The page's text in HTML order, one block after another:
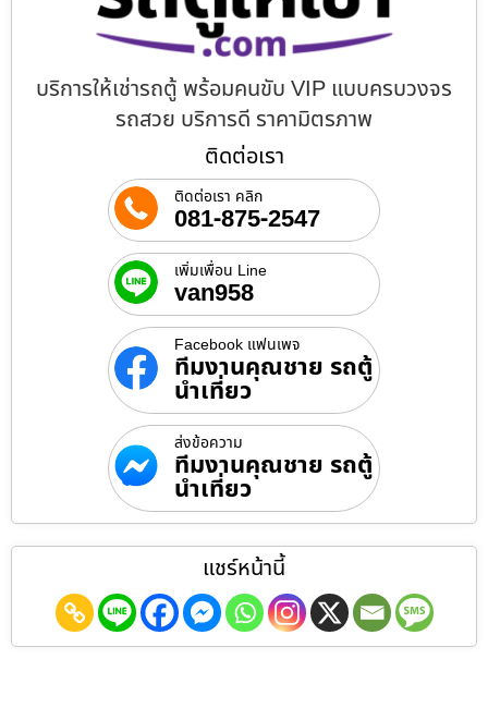
บริการให้เช่ารถตู้ พร้อมคนขับ VIP แบบครบวงจร
รถสวย บริการดี ราคามิตรภาพ
ติดต่อเรา
ติดต่อเรา คลิก
081-875-2547
เพิ่มเพื่อน Line
van958
Facebook แฟนเพจ
ทีมงานคุณชาย รถตู้
นำเที่ยว
ส่งข้อความ
ทีมงานคุณชาย รถตู้
นำเที่ยว
แชร์หน้านี้